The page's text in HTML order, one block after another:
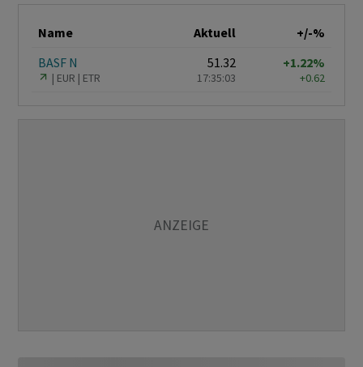
Name Aktuell
+/-%
BASF N
EUR ETR
51.32
17:35:03
+1.22%
+0.62